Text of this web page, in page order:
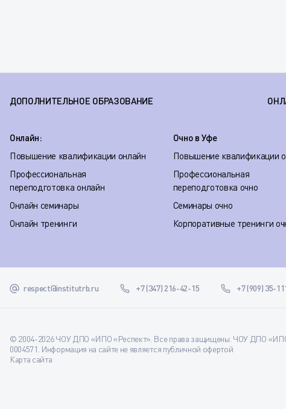
ДОПОЛНИТЕЛЬНОЕ ОБРАЗОВАНИЕ
Онлайн:
Повышение квалификации онлайн
Профессиональная
переподготовка онлайн
Онлайн семинары
Онлайн тренинги
Очно в Уфе
Повышение квалификации
Профессиональная
переподготовка очно
Семинары очно
Корпоративные тренинги
respect@institutrb.ru +7 (347) 216-42-15 +7 (909) 35-
© 2004-2026 ЧОУ ДПО «ИПО «Респект». Все права защищены. ЧОУ ДПО «ИПО
0004571. Информация на сайте не является публичной офертой
Карта сайта